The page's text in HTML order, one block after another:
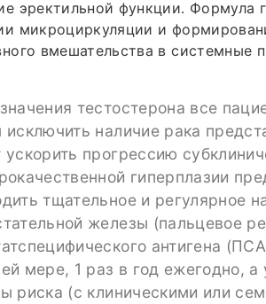
эректильной функции. Формула
микроциркуляции и
вмешательства в системные
тестостерона все
исключить наличие рака
ускорить прогрессию
гиперплазии
тщательное и регулярное
железы (пальцевое
антигена
мере, 1 раз в год ежегодно,
риска (с клиническими или